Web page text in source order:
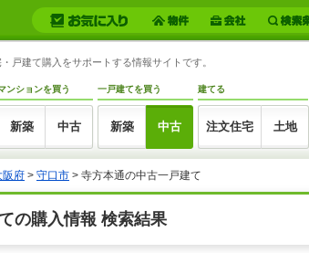
戸建て購入をサポートする情報サイトです。
ンションを買う
新築 中古
一戸建てを買う
新築 中古
建てる
注文住宅 土地
阪府 > 守口市 > 寺方本通の中古一戸建て
の購入情報 検索結果